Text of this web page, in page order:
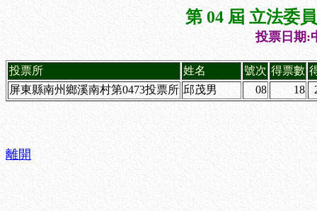
第 04 屆 立法委
投票日期:
投票所 姓名 號次 得票數
屏東縣南州鄉溪南村第0473投票所 邱茂男 08 18
離開